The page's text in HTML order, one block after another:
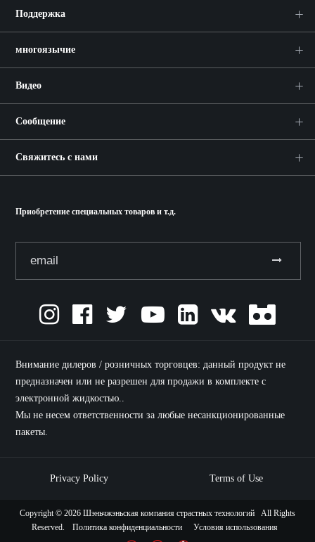
Поддержка
многоязычие
Видео
Сообщение
Свяжитесь с нами
Приобретение специальных товаров и т.д.
Внимание дилеров / розничных торговцев: данный продукт не
предназначен или не разрешен для продажи в комплекте с
электронной жидкостью..
Мы не несем ответственности за любые несанкционированные
пакеты.
Privacy Policy Terms of Use
Copyright © 2026 Шэньчжэньская компания страстных технологий All Rights
Reserved.
Политика конфиденциальности Условия использования